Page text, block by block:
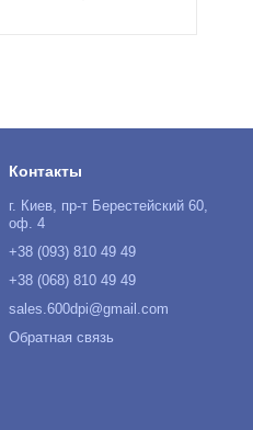
Контакты
г. Киев, пр-т Берестейский 60,
оф. 4
+38 (093) 810 49 49
+38 (068) 810 49 49
sales.600dpi@gmail.com
Обратная связь